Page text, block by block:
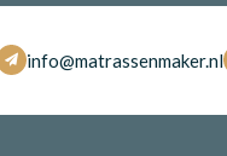
info@matrassenmaker.nl